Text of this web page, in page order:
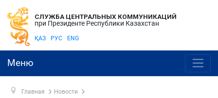
СЛУЖБА ЦЕНТРАЛЬНЫХ КОММУНИКАЦИЙ
при Президенте Республики Казахстан
ҚАЗ РУС ENG
Меню
Главная
Новости